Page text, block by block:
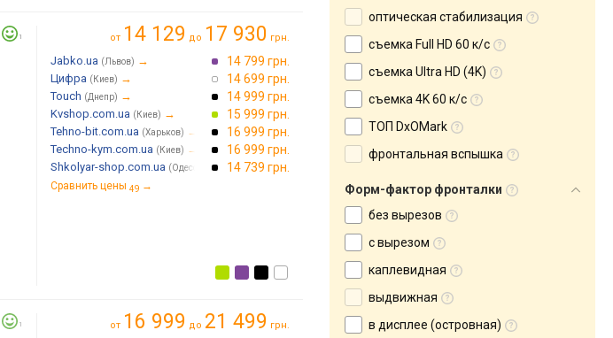
1 от 14 129 до 17 930 грн.
Jabko.ua (Львов) → 14 799 грн.
Цифра (Киев) → 14 699 грн.
Touch (Днепр) → 14 999 грн.
Kvshop.com.ua (Киев) → 15 999 грн.
Tehno-bit.com.ua (Харьков) → 16 999 грн.
Techno-kym.com.ua (Киев) → 16 999 грн.
Shkolyar-shop.com.ua (Одесса) → 14 739 грн.
Сравнить цены 49 →
1 от 16 999 до 21 499 грн.
оптическая стабилизация
съемка Full HD 60 к/с
съемка Ultra HD (4K)
съемка 4K 60 к/с
ТОП DxOMark
фронтальная вспышка
Форм-фактор фронталки
без вырезов
с вырезом
каплевидная
выдвижная
в дисплее (островная)